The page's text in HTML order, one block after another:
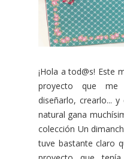
¡Hola a tod@s! Este
proyecto que me
diseñarlo, crearlo...
natural gana
colección Un
tuve bastante claro